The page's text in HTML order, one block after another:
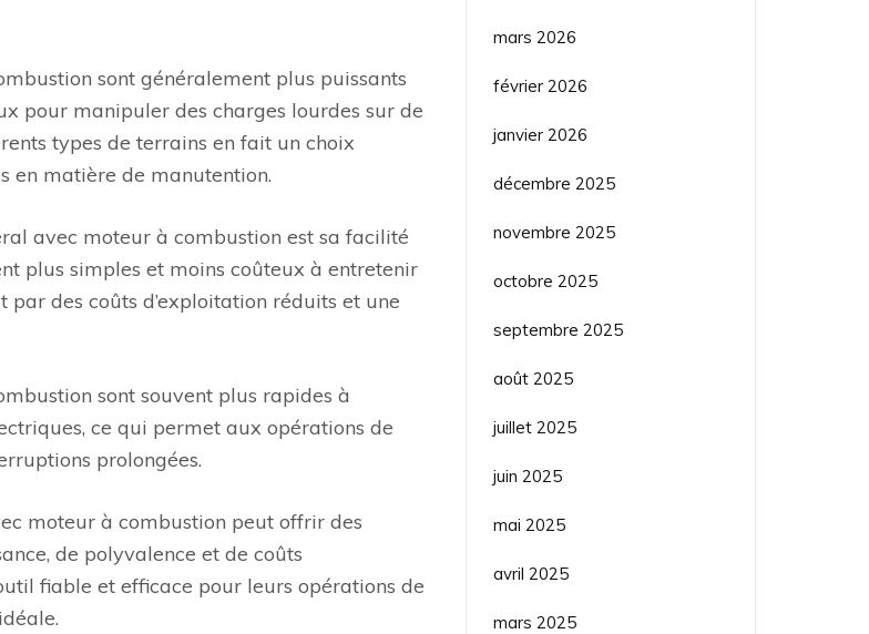
sont généralement plus puissants
pour manipuler des charges lourdes sur de
types de terrains en fait un choix
en matière de manutention.
avec moteur à combustion est sa facilité
plus simples et moins coûteux à entretenir
des coûts d’exploitation réduits et une
sont souvent plus rapides à
ce qui permet aux opérations de
prolongées.
moteur à combustion peut offrir des
de polyvalence et de coûts
fiable et efficace pour leurs opérations de
mars 2026
février 2026
janvier 2026
décembre 2025
novembre 2025
octobre 2025
septembre 2025
août 2025
juillet 2025
juin 2025
mai 2025
avril 2025
mars 2025